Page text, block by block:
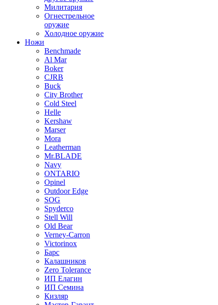
Милитария
Огнестрельное
оружие
Холодное оружие
Ножи
Benchmade
Al Mar
Boker
CJRB
Buck
City Brother
Cold Steel
Helle
Kershaw
Marser
Mora
Leatherman
Mr.BLADE
Navy
ONTARIO
Opinel
Outdoor Edge
SOG
Spyderco
Stell Will
Old Bear
Verney-Carron
Victorinox
Барс
Калашников
Zero Tolerance
ИП Елагин
ИП Семина
Кизляр